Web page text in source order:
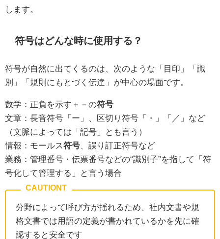
します。
符号はどんな時に使用する？
符号が自然に出てくるのは、次のような「目印」「識
別」「規則にもとづく伝達」が中心の場面です。
数学：正負を示す＋－の符号
文章：長音符号「ー」、区切り符号「・」「／」など
（文脈によっては「記号」とも言う）
情報：モールス 符号 、誤り訂正符号など
業務：管理番号・伝票番号などの“識別子”を指して「符
号化して管理する」と言う場合
分野によって呼び方が揺れるため、社内文書や規
格文書では用語の定義が書かれているかを先に確
認すると安全です